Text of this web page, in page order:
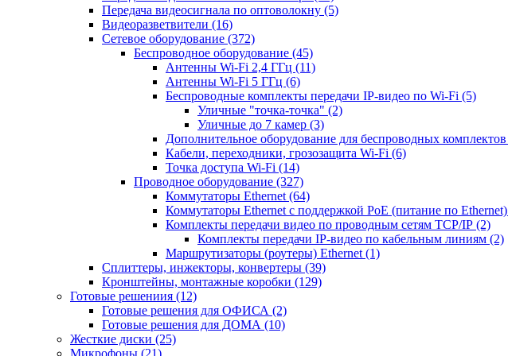
Передача видеосигнала по оптоволокну (5)
Видеоразветвители (16)
Сетевое оборудование (372)
Беспроводное оборудование (45)
Антенны Wi-Fi 2,4 ГГц (11)
Антенны Wi-Fi 5 ГГц (6)
Беспроводные комплекты передачи IP-видео по Wi-Fi (5)
Уличные "точка-точка" (2)
Уличные до 7 камер (3)
Дополнительное оборудование для беспроводных комплектов
Кабели, переходники, грозозащита Wi-Fi (6)
Точка доступа Wi-Fi (14)
Проводное оборудование (327)
Коммутаторы Ethernet (64)
Коммутаторы Ethernet с поддержкой PoE (питание по Ethernet)
Комплекты передачи видео по проводным сетям TCP/IP (2)
Комплекты передачи IP-видео по кабельным линиям (2)
Маршрутизаторы (роутеры) Ethernet (1)
Сплиттеры, инжекторы, конвертеры (39)
Кронштейны, монтажные коробки (129)
Готовые решениия (12)
Готовые решения для ОФИСА (2)
Готовые решения для ДОМА (10)
Жесткие диски (25)
Микрофоны (21)